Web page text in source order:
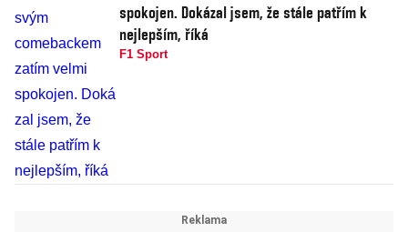
spokojen. Dokázal jsem, že stále patřím k
nejlepším, říká
F1 Sport